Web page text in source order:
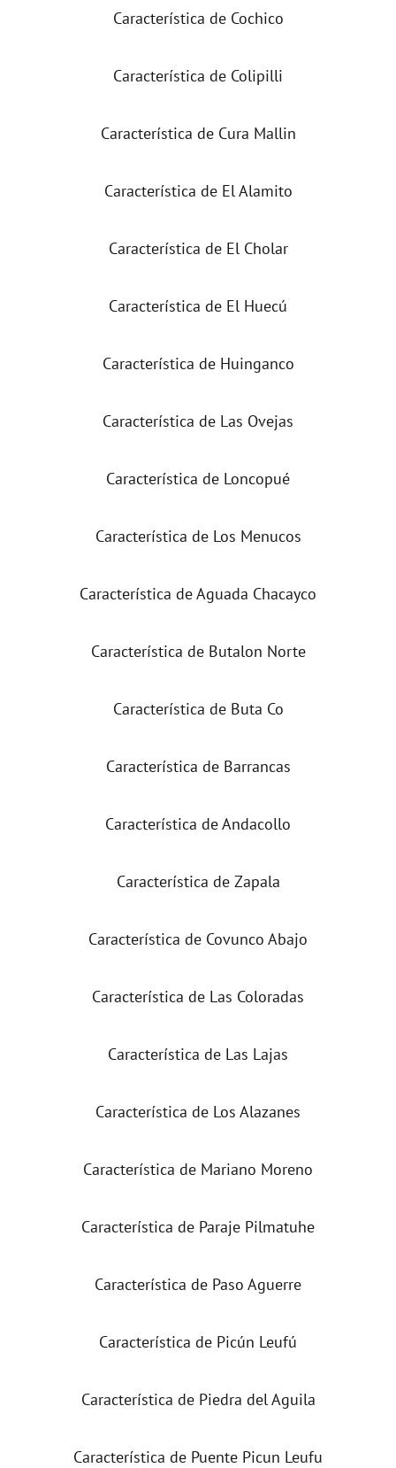
Característica de Cochico
Característica de Colipilli
Característica de Cura Mallin
Característica de El Alamito
Característica de El Cholar
Característica de El Huecú
Característica de Huinganco
Característica de Las Ovejas
Característica de Loncopué
Característica de Los Menucos
Característica de Aguada Chacayco
Característica de Butalon Norte
Característica de Buta Co
Característica de Barrancas
Característica de Andacollo
Característica de Zapala
Característica de Covunco Abajo
Característica de Las Coloradas
Característica de Las Lajas
Característica de Los Alazanes
Característica de Mariano Moreno
Característica de Paraje Pilmatuhe
Característica de Paso Aguerre
Característica de Picún Leufú
Característica de Piedra del Aguila
Característica de Puente Picun Leufu